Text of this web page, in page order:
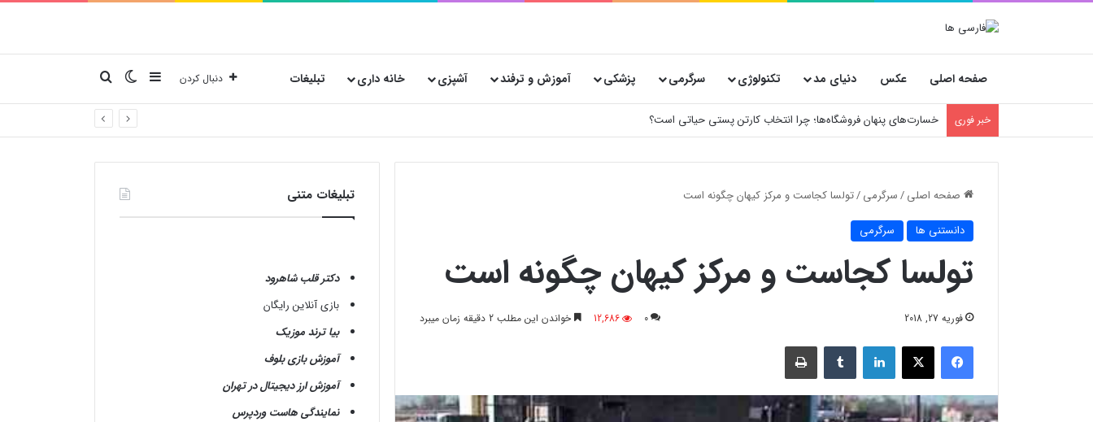
صفحه اصلی عکس دنیای مد تکنولوژی سرگرمی پزشکی آموزش و ترفند آشپزی خانه داری تبلیغات دنبال کردن نوارکناریتغییر پوسته
جستجو برای
خبر فوری خسارت‌های پنهان فروشگاه‌ها؛ چرا انتخاب کارتن پستی حیاتی است؟
صفحه اصلی/ سرگرمی/تولسا کجاست و مرکز کیهان چگونه است
دانستنی ها سرگرمی
تولسا کجاست و مرکز کیهان چگونه است
فوریه 27, 2018 0
12,686 خواندن این مطلب 2 دقیقه زمان میبرد
فیسبوک X لینکدین ‫تامبلر چاپ
تبلیغات متنی
دکتر قلب شاهرود
بازی آنلاین رایگان
بیا ترند موزیک
آموزش بازی بلوف
آموزش ارز دیجیتال در تهران
نمایندگی هاست وردپرس